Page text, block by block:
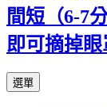
間短（6-7
即可摘掉眼
選單